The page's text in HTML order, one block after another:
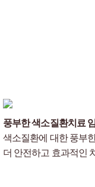
풍부한 색소질환치료
색소질환에 대한 풍부
더 안전하고 효과적인